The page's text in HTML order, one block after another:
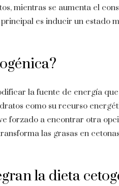
mientras se aumenta el
es inducir un estado
la fuente de energía
como su recurso
forzado a encontrar otra
las grasas en
la dieta